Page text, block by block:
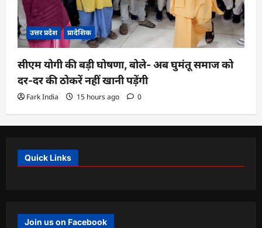
उत्तर प्रदेश प्रादेशिक
सीएम योगी की बड़ी घोषणा, बोले- अब घुमंतू समाज को
दर-दर की ठोकरें नहीं खानी पड़ेंगी
Fark India 15 hours ago 0
Quick Links
Join us on Facebook